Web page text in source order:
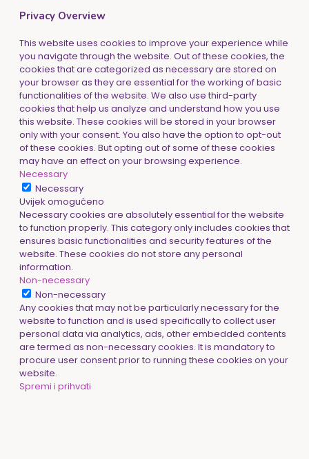
Privacy Overview
This website uses cookies to improve your experience while
you navigate through the website. Out of these cookies, the
cookies that are categorized as necessary are stored on
your browser as they are essential for the working of basic
functionalities of the website. We also use third-party
cookies that help us analyze and understand how you use
this website. These cookies will be stored in your browser
only with your consent. You also have the option to opt-out
of these cookies. But opting out of some of these cookies
may have an effect on your browsing experience.
Necessary
Necessary
Uvijek omogućeno
Necessary cookies are absolutely essential for the website
to function properly. This category only includes cookies that
ensures basic functionalities and security features of the
website. These cookies do not store any personal
information.
Non-necessary
Non-necessary
Any cookies that may not be particularly necessary for the
website to function and is used specifically to collect user
personal data via analytics, ads, other embedded contents
are termed as non-necessary cookies. It is mandatory to
procure user consent prior to running these cookies on your
website.
Spremi i prihvati